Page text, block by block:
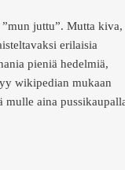
juttu”. Mutta kiva,
erilaisia
pieniä hedelmiä,
wikipedian mukaan
aina